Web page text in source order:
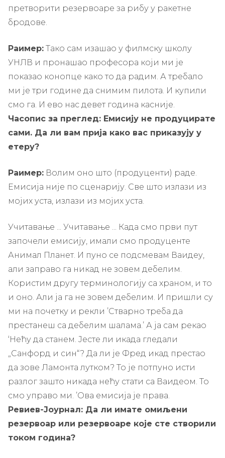
претворити резервоаре за рибу у ракетне
бродове.
Раимер: Тако сам изашао у филмску школу
УНЛВ и пронашао професора који ми је
показао конопце како то да радим. А требало
ми је три године да снимим пилота. И купили
смо га. И ево нас девет година касније.
Часопис за преглед: Емисију не продуцирате
сами. Да ли вам прија како вас приказују у
етеру?
Раимер: Волим оно што (продуценти) раде.
Емисија није по сценарију. Све што излази из
мојих уста, излази из мојих уста.
Учитавање ... Учитавање ... Када смо први пут
започели емисију, имали смо продуценте
Анимал Планет. И пуно се подсмевам Ваидеу,
али заправо га никад не зовем дебелим.
Користим другу терминологију са храном, и то
и оно. Али ја га не зовем дебелим. И пришли су
ми на почетку и рекли ’Стварно треба да
престанеш са дебелим шалама.’ А ја сам рекао
‘Нећу да станем. Јесте ли икада гледали
„Санфорд и син“? Да ли је Фред икад престао
да зове Ламонта лутком? То је потпуно исти
разлог зашто никада нећу стати са Ваидеом. То
смо управо ми. ’Ова емисија је права.
Ревиев-Јоурнал: Да ли имате омиљени
резервоар или резервоаре које сте створили
током година?